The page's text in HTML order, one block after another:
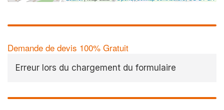
Demande de devis 100% Gratuit
Erreur lors du chargement du formulaire